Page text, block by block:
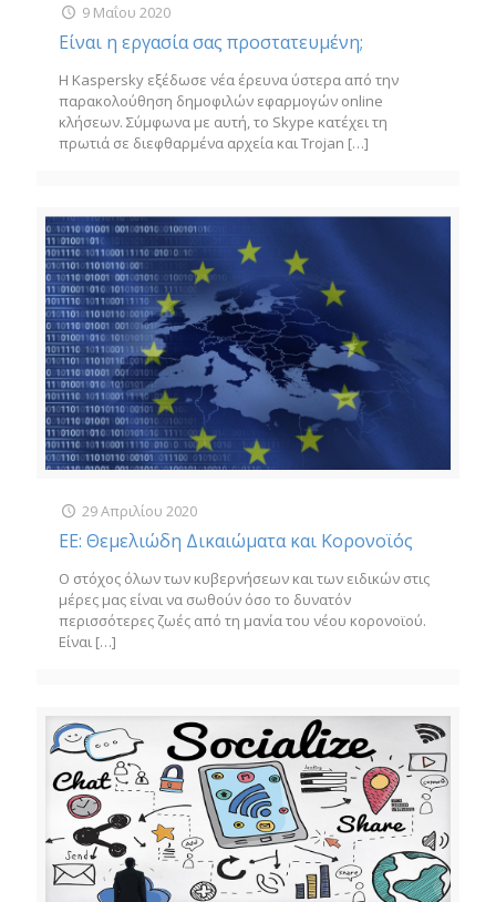
9 Μαΐου 2020
Είναι η εργασία σας προστατευμένη;
Η Kaspersky εξέδωσε νέα έρευνα ύστερα από την
παρακολούθηση δημοφιλών εφαρμογών online
κλήσεων. Σύμφωνα με αυτή, το Skype κατέχει τη
πρωτιά σε διεφθαρμένα αρχεία και Trojan […]
29 Απριλίου 2020
ΕΕ: Θεμελιώδη Δικαιώματα και Κορονοϊός
Ο στόχος όλων των κυβερνήσεων και των ειδικών στις
μέρες μας είναι να σωθούν όσο το δυνατόν
περισσότερες ζωές από τη μανία του νέου κορονοϊού.
Είναι […]